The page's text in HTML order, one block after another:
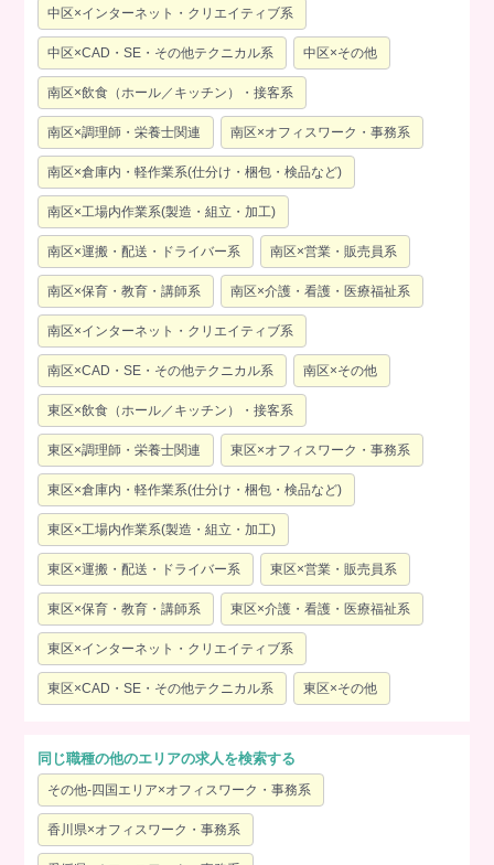
中区×インターネット・クリエイティブ系
中区×CAD・SE・その他テクニカル系 中区×その他
南区×飲食（ホール／キッチン）・接客系
南区×調理師・栄養士関連 南区×オフィスワーク・事務系
南区×倉庫内・軽作業系(仕分け・梱包・検品など)
南区×工場内作業系(製造・組立・加工)
南区×運搬・配送・ドライバー系 南区×営業・販売員系
南区×保育・教育・講師系 南区×介護・看護・医療福祉系
南区×インターネット・クリエイティブ系
南区×CAD・SE・その他テクニカル系 南区×その他
東区×飲食（ホール／キッチン）・接客系
東区×調理師・栄養士関連 東区×オフィスワーク・事務系
東区×倉庫内・軽作業系(仕分け・梱包・検品など)
東区×工場内作業系(製造・組立・加工)
東区×運搬・配送・ドライバー系 東区×営業・販売員系
東区×保育・教育・講師系 東区×介護・看護・医療福祉系
東区×インターネット・クリエイティブ系
東区×CAD・SE・その他テクニカル系 東区×その他
同じ職種の他のエリアの求人を検索する
その他-四国エリア×オフィスワーク・事務系
香川県×オフィスワーク・事務系